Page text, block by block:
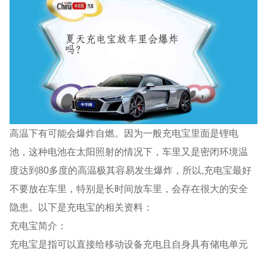
高温下有可能会爆炸自燃。因为一般充电宝里面是锂电
池，这种电池在太阳照射的情况下，车里又是密闭环境温
度达到80多度的高温极其容易发生爆炸，所以,充电宝最好
不要放在车里，特别是长时间放车里，会存在很大的安全
隐患。以下是充电宝的相关资料：
充电宝简介：
充电宝是指可以直接给移动设备充电且自身具有储电单元